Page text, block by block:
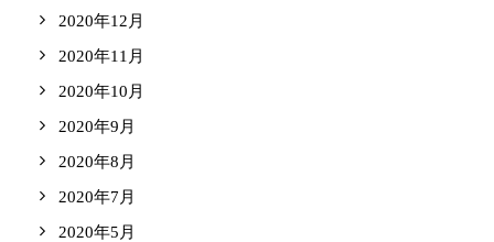
2020年12月
2020年11月
2020年10月
2020年9月
2020年8月
2020年7月
2020年5月